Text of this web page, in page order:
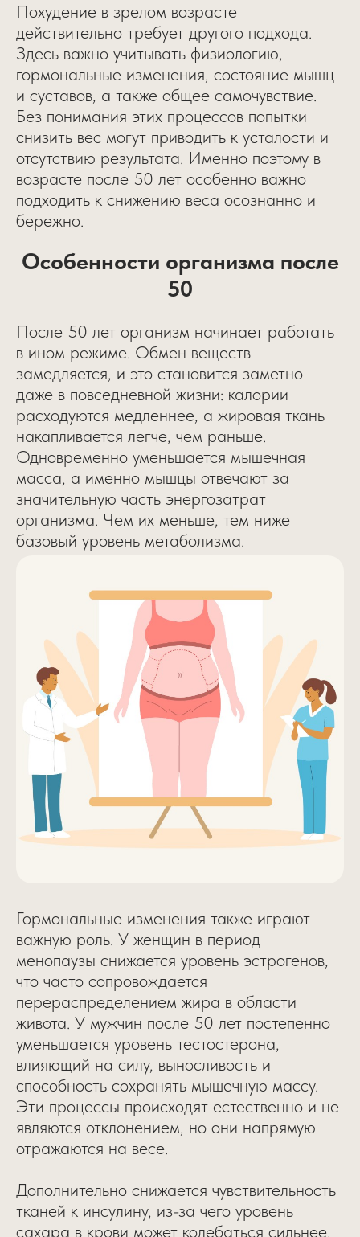
Похудение в зрелом возрасте
действительно требует другого подхода.
Здесь важно учитывать физиологию,
гормональные изменения, состояние мышц
и суставов, а также общее самочувствие.
Без понимания этих процессов попытки
снизить вес могут приводить к усталости и
отсутствию результата. Именно поэтому в
возрасте после 50 лет особенно важно
подходить к снижению веса осознанно и
бережно.
Особенности организма после
50
После 50 лет организм начинает работать
в ином режиме. Обмен веществ
замедляется, и это становится заметно
даже в повседневной жизни: калории
расходуются медленнее, а жировая ткань
накапливается легче, чем раньше.
Одновременно уменьшается мышечная
масса, а именно мышцы отвечают за
значительную часть энергозатрат
организма. Чем их меньше, тем ниже
базовый уровень метаболизма.
Гормональные изменения также играют
важную роль. У женщин в период
менопаузы снижается уровень эстрогенов,
что часто сопровождается
перераспределением жира в области
живота. У мужчин после 50 лет постепенно
уменьшается уровень тестостерона,
влияющий на силу, выносливость и
способность сохранять мышечную массу.
Эти процессы происходят естественно и не
являются отклонением, но они напрямую
отражаются на весе.
Дополнительно снижается чувствительность
тканей к инсулину, из-за чего уровень
сахара в крови может колебаться сильнее.